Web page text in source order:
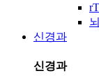
신경과
신경과